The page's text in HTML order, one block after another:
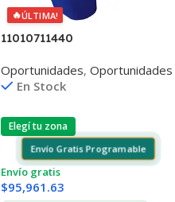
🔥ÚLTIMA!
11010711440
Oportunidades, Oportunidades
En Stock
Elegí tu zona
Envío Gratis Programable
Envío gratis
$95,961.63